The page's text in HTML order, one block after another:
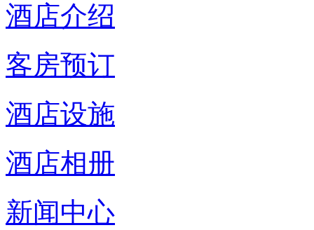
酒店介绍
客房预订
酒店设施
酒店相册
新闻中心